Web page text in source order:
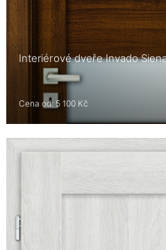
Interiérové dveře Invado
Cena od: 5 100 Kč